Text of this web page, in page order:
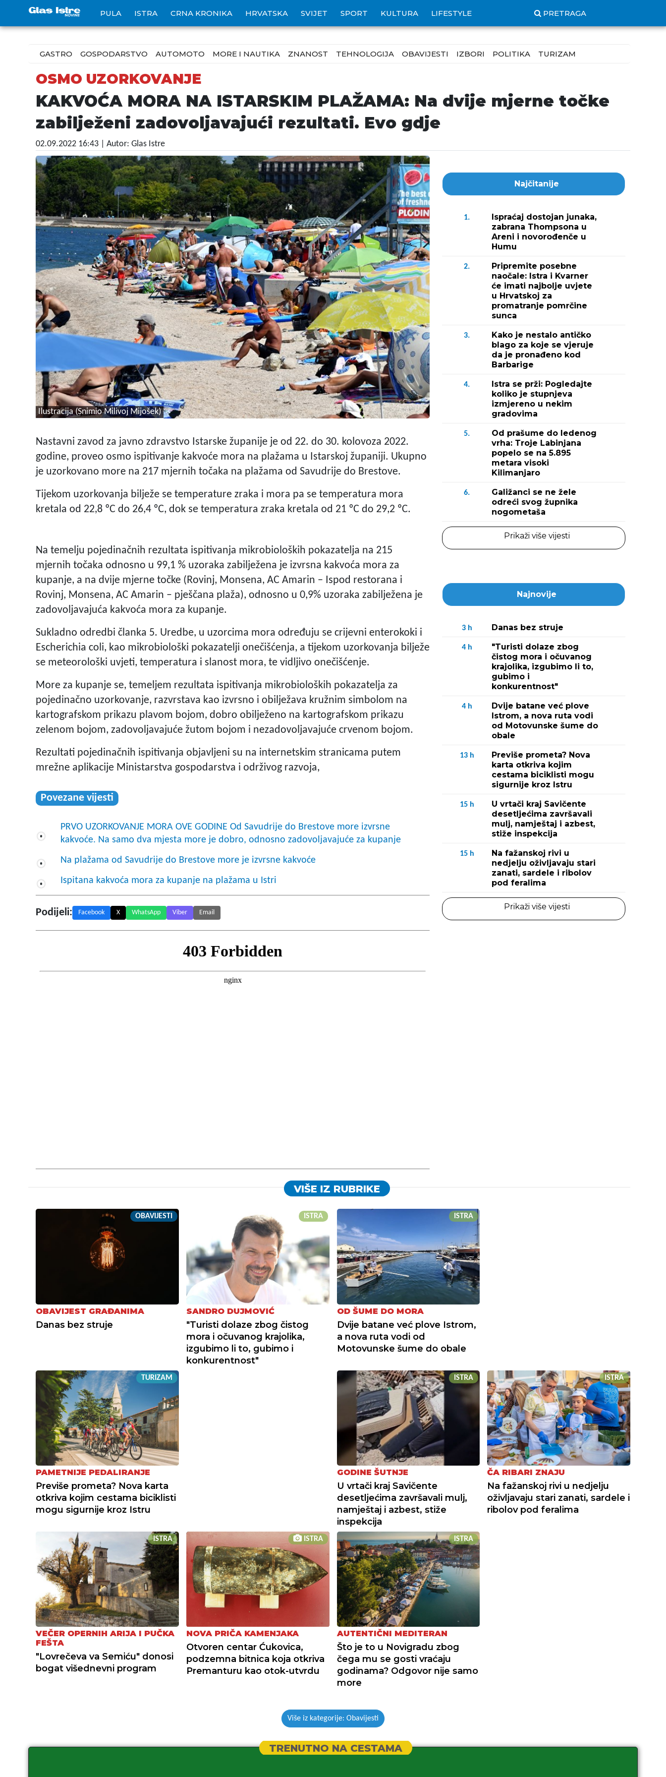
PULA ISTRA CRNA KRONIKA HRVATSKA SVIJET SPORT KULTURA LIFESTYLE PRETRAGA
GASTRO GOSPODARSTVO AUTOMOTO MORE I NAUTIKA ZNANOST TEHNOLOGIJA OBAVIJESTI IZBORI POLITIKA TURIZAM
OSMO UZORKOVANJE
KAKVOĆA MORA NA ISTARSKIM PLAŽAMA: Na dvije mjerne točke
zabilježeni zadovoljavajući rezultati. Evo gdje
02.09.2022 16:43 | Autor: Glas Istre
Ilustracija (Snimio Milivoj Mijošek)
Nastavni zavod za javno zdravstvo Istarske županije je od 22. do 30. kolovoza 2022.
godine, proveo osmo ispitivanje kakvoće mora na plažama u Istarskoj županiji. Ukupno
je uzorkovano more na 217 mjernih točaka na plažama od Savudrije do Brestove.
Tijekom uzorkovanja bilježe se temperature zraka i mora pa se temperatura mora
kretala od 22,8 ºC do 26,4 ºC, dok se temperatura zraka kretala od 21 ºC do 29,2 ºC.
Na temelju pojedinačnih rezultata ispitivanja mikrobioloških pokazatelja na 215
mjernih točaka odnosno u 99,1 % uzoraka zabilježena je izvrsna kakvoća mora za
kupanje, a na dvije mjerne točke (Rovinj, Monsena, AC Amarin – Ispod restorana i
Rovinj, Monsena, AC Amarin – pješčana plaža), odnosno u 0,9% uzoraka zabilježena je
zadovoljavajuća kakvoća mora za kupanje.
Sukladno odredbi članka 5. Uredbe, u uzorcima mora određuju se crijevni enterokoki i
Escherichia coli, kao mikrobiološki pokazatelji onečišćenja, a tijekom uzorkovanja bilježe
se meteorološki uvjeti, temperatura i slanost mora, te vidljivo onečišćenje.
More za kupanje se, temeljem rezultata ispitivanja mikrobioloških pokazatelja za
pojedinačno uzorkovanje, razvrstava kao izvrsno i obilježava kružnim simbolom na
kartografskom prikazu plavom bojom, dobro obilježeno na kartografskom prikazu
zelenom bojom, zadovoljavajuće žutom bojom i nezadovoljavajuće crvenom bojom.
Rezultati pojedinačnih ispitivanja objavljeni su na internetskim stranicama putem
mrežne aplikacije Ministarstva gospodarstva i održivog razvoja,
Povezane vijesti
PRVO UZORKOVANJE MORA OVE GODINE Od Savudrije do Brestove more izvrsne
kakvoće. Na samo dva mjesta more je dobro, odnosno zadovoljavajuće za kupanje
Na plažama od Savudrije do Brestove more je izvrsne kakvoće
Ispitana kakvoća mora za kupanje na plažama u Istri
Podijeli: Facebook X WhatsApp Viber Email
Najčitanije
1.
Ispraćaj dostojan junaka,
zabrana Thompsona u
Areni i novorođenče u
Humu
2.
Pripremite posebne
naočale: Istra i Kvarner
će imati najbolje uvjete
u Hrvatskoj za
promatranje pomrčine
sunca
3.
Kako je nestalo antičko
blago za koje se vjeruje
da je pronađeno kod
Barbarige
4.
Istra se prži: Pogledajte
koliko je stupnjeva
izmjereno u nekim
gradovima
5.
Od prašume do ledenog
vrha: Troje Labinjana
popelo se na 5.895
metara visoki
Kilimanjaro
6.
Galižanci se ne žele
odreći svog župnika
nogometaša
Prikaži više vijesti
Najnovije
3 h Danas bez struje
4 h
"Turisti dolaze zbog
čistog mora i očuvanog
krajolika, izgubimo li to,
gubimo i
konkurentnost"
4 h
Dvije batane već plove
Istrom, a nova ruta vodi
od Motovunske šume do
obale
13 h
Previše prometa? Nova
karta otkriva kojim
cestama biciklisti mogu
sigurnije kroz Istru
15 h
U vrtači kraj Savičente
desetljećima završavali
mulj, namještaj i azbest,
stiže inspekcija
15 h
Na fažanskoj rivi u
nedjelju oživljavaju stari
zanati, sardele i ribolov
pod feralima
Prikaži više vijesti
VIŠE IZ RUBRIKE
OBAVIJESTI
OBAVIJEST GRAĐANIMA
Danas bez struje
ISTRA
SANDRO DUJMOVIĆ
"Turisti dolaze zbog čistog
mora i očuvanog krajolika,
izgubimo li to, gubimo i
konkurentnost"
ISTRA
OD ŠUME DO MORA
Dvije batane već plove Istrom,
a nova ruta vodi od
Motovunske šume do obale
TURIZAM
PAMETNIJE PEDALIRANJE
Previše prometa? Nova karta
otkriva kojim cestama biciklisti
mogu sigurnije kroz Istru
ISTRA
GODINE ŠUTNJE
U vrtači kraj Savičente
desetljećima završavali mulj,
namještaj i azbest, stiže
inspekcija
ISTRA
ČA RIBARI ZNAJU
Na fažanskoj rivi u nedjelju
oživljavaju stari zanati, sardele i
ribolov pod feralima
ISTRA
VEČER OPERNIH ARIJA I PUČKA
FEŠTA
"Lovrečeva va Semiću" donosi
bogat višednevni program
ISTRA
NOVA PRIČA KAMENJAKA
Otvoren centar Ćukovica,
podzemna bitnica koja otkriva
Premanturu kao otok-utvrdu
ISTRA
AUTENTIČNI MEDITERAN
Što je to u Novigradu zbog
čega mu se gosti vraćaju
godinama? Odgovor nije samo
more
Više iz kategorije: Obavijesti
TRENUTNO NA CESTAMA